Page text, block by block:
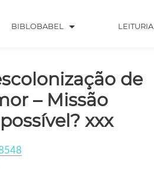
BIBLOBABEL arrow_drop_down LEITURIA
de
– Missão
xxx